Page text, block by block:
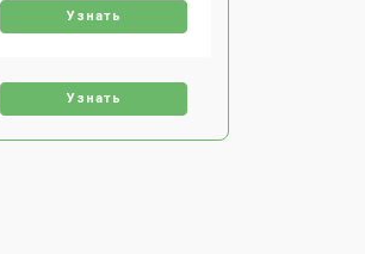
Узнать
Узнать